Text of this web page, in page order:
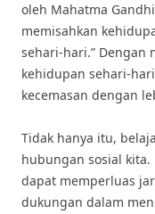
oleh Mahatma
memisahkan
sehari-hari.” Dengan
kehidupan sehari-
kecemasan dengan
Tidak hanya itu,
hubungan sosial
dapat memperluas
dukungan dalam